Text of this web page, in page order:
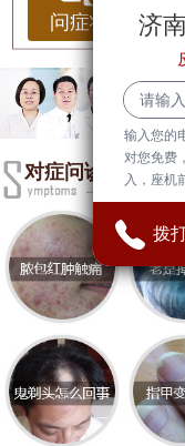
不仅影响患者的
担。2026年，济
领域取得显著进
治疗效果备受关注
荨麻疹的常识与预
荨麻疹是一种过
环境因素或免疫系
团样皮疹，伴有
吸困难。预防荨
敏原，保持良好
患者应避免过度
可能诱发荨麻疹。
护理的重要性
问症状
对症问诊
济
输入您的
对您免费
入，座机
拨